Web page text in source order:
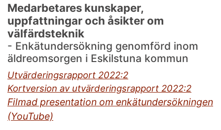
Medarbetares kunskaper,
uppfattningar och åsikter om
välfärdsteknik
- Enkätundersökning genomförd inom
äldreomsorgen i Eskilstuna kommun
Utvärderingsrapport 2022:2
Kortversion av utvärderingsrapport 2022:2
Filmad presentation om enkätundersökningen
(YouTube)